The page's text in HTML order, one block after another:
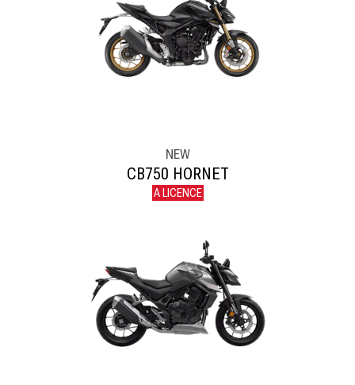
NEW
CB750 HORNET
A LICENCE